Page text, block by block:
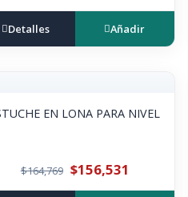
Detalles Añadir
EN LONA PARA NIVEL
$164,769 $156,531